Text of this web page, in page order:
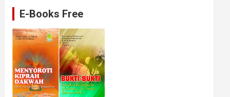
E-Books Free